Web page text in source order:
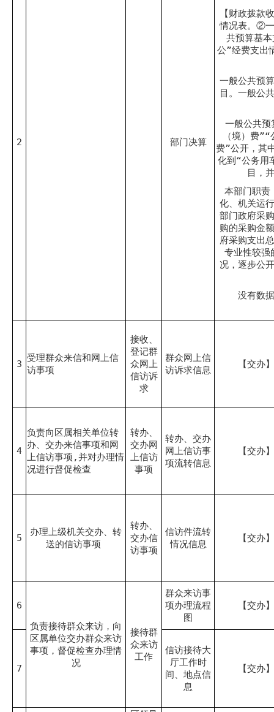
2 部门决算
【财政拨款
情况表。②
共预算基
公”经费支出
一般公共预
目。一般公
一般公共预
（境）费
费”公开，其
化到“公务用
目，
本部门职责
化、机关运
部门政府采
购的采购金
府采购支出
专业性较强
况，逐步公
没有数
3
受理群众来信和网上信
访事项
接收、
登记群
众网上
信访诉
求
群众网上信
访诉求信息
【交办
4
负责向区属相关单位转
办、交办来信事项和网
上信访事项,并对办理情
况进行督促检查
转办、
交办网
上信访
事项
转办、交办
网上信访事
项流转信息
【交办
5
办理上级机关交办、转
送的信访事项
转办、
交办信
访事项
信访件流转
情况信息
【交办
6
负责接待群众来访，向
区属单位交办群众来访
事项，督促检查办理情
况
接待群
众来访
工作
群众来访事
项办理流程
图
【交办
7
信访接待大
厅工作时
间、地点信
息
【交办